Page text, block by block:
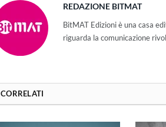
REDAZIONE BITMAT
BitMAT Edizioni è una casa
riguarda la comunicazione
CORRELATI